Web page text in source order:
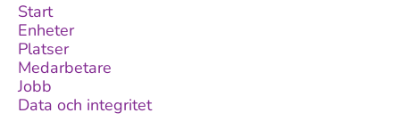
Start
Enheter
Platser
Medarbetare
Jobb
Data och integritet